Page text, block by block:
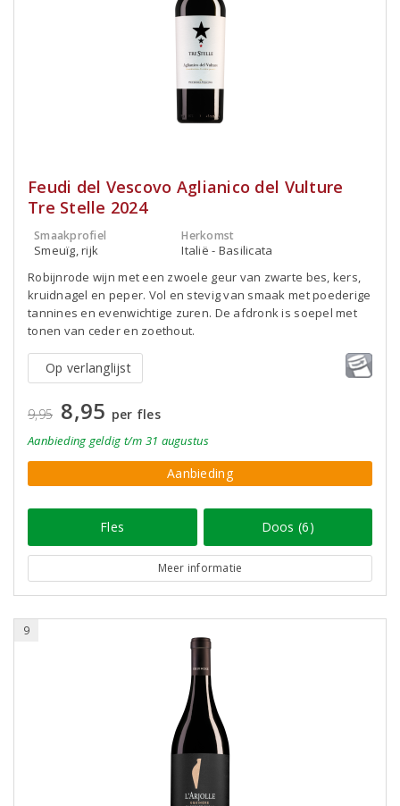
Feudi del Vescovo Aglianico del Vulture
Tre Stelle 2024
Smaakprofiel
Smeuïg, rijk
Herkomst
Italië - Basilicata
Robijnrode wijn met een zwoele geur van zwarte bes, kers,
kruidnagel en peper. Vol en stevig van smaak met poederige
tannines en evenwichtige zuren. De afdronk is soepel met
tonen van ceder en zoethout.
Op verlanglijst
9,95 8,95 per fles
Aanbieding geldig t/m 31 augustus
Aanbieding
Fles Doos (6)
Meer informatie
9